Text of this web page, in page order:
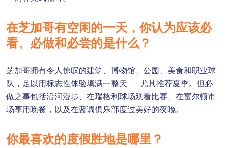
在芝加哥有空闲的一天，你认为应该必
看、必做和必尝的是什么？
芝加哥拥有令人惊叹的建筑、博物馆、公园、美食和职业球
队，足以用标志性体验填满一整天——尤其推荐夏季。但必
做之事包括沿河漫步、在瑞格利球场观看比赛、在富尔顿市
场享用晚餐，以及在蓝调俱乐部度过美好的夜晚。
你最喜欢的度假胜地是哪里？